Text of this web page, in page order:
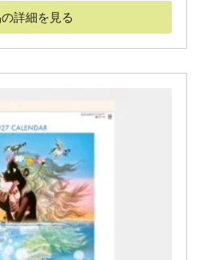
詳細を見る